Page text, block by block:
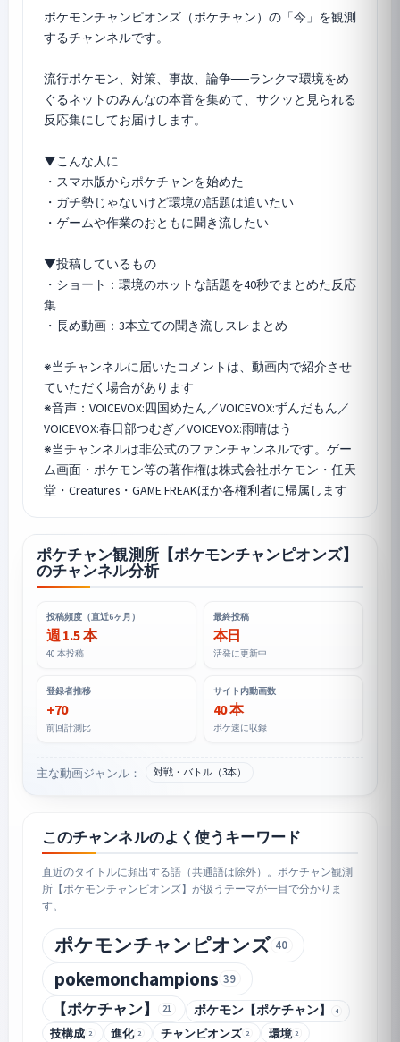
ポケモンチャンピオンズ（ポケチャン）の「今」を観測
するチャンネルです。
流行ポケモン、対策、事故、論争──ランクマ環境をめ
ぐるネットのみんなの本音を集めて、サクッと見られる
反応集にしてお届けします。
▼こんな人に
・スマホ版からポケチャンを始めた
・ガチ勢じゃないけど環境の話題は追いたい
・ゲームや作業のおともに聞き流したい
▼投稿しているもの
・ショート：環境のホットな話題を40秒でまとめた反応
集
・長め動画：3本立ての聞き流しスレまとめ
※当チャンネルに届いたコメントは、動画内で紹介させ
ていただく場合があります
※音声：VOICEVOX:四国めたん／VOICEVOX:ずんだもん／
VOICEVOX:春日部つむぎ／VOICEVOX:雨晴はう
※当チャンネルは非公式のファンチャンネルです。ゲー
ム画面・ポケモン等の著作権は株式会社ポケモン・任天
ポケチャン観測所【ポケモンチャンピオンズ】
のチャンネル分析
投稿頻度（直近6ヶ月）
週 1.5 本
40 本投稿
最終投稿
本日
活発に更新中
登録者推移
+70
前回計測比
サイト内動画数
40 本
ポケ速に収録
主な動画ジャンル： 対戦・バトル（3本）
このチャンネルのよく使うキーワード
直近のタイトルに頻出する語（共通語は除外）。ポケチャン観測
所【ポケモンチャンピオンズ】が扱うテーマが一目で分かりま
す。
ポケモンチャンピオンズ 40
pokemonchampions 39
【ポケチャン】 21 ポケモン【ポケチャン】 4
技構成 2 進化 2 チャンピオンズ 2 環境 2